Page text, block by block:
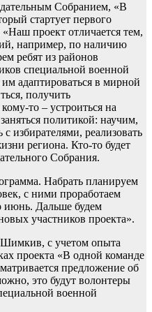
Собранием, «В
стартует первого
проект отличается тем,
например, по наличию
ребят из районов
специальной военной
адаптироваться в мирной
получить
то – устроиться на
политикой: научим,
избирателями, реализовать
региона. Кто-то будет
Собрания.
Набрать планируем
с ними проработаем
июнь. Дальше будем
участников проекта».
с учетом опыта
проекта «В одной команде
предложение об
это будут волонтеры
военной